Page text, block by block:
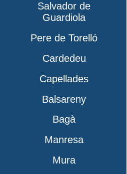
Salvador de
Guardiola
Pere de Torelló
Cardedeu
Capellades
Balsareny
Bagà
Manresa
Mura